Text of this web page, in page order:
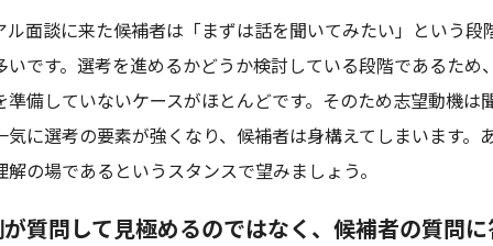
ル面談に来た候補者は「まずは話を聞いてみたい」という段
いです。選考を進めるかどうか検討している段階であるため
準備していないケースがほとんどです。そのため志望動機は
気に選考の要素が強くなり、候補者は身構えてしまいます。
解の場であるというスタンスで望みましょう。
質問して見極めるのではなく、候補者の質問